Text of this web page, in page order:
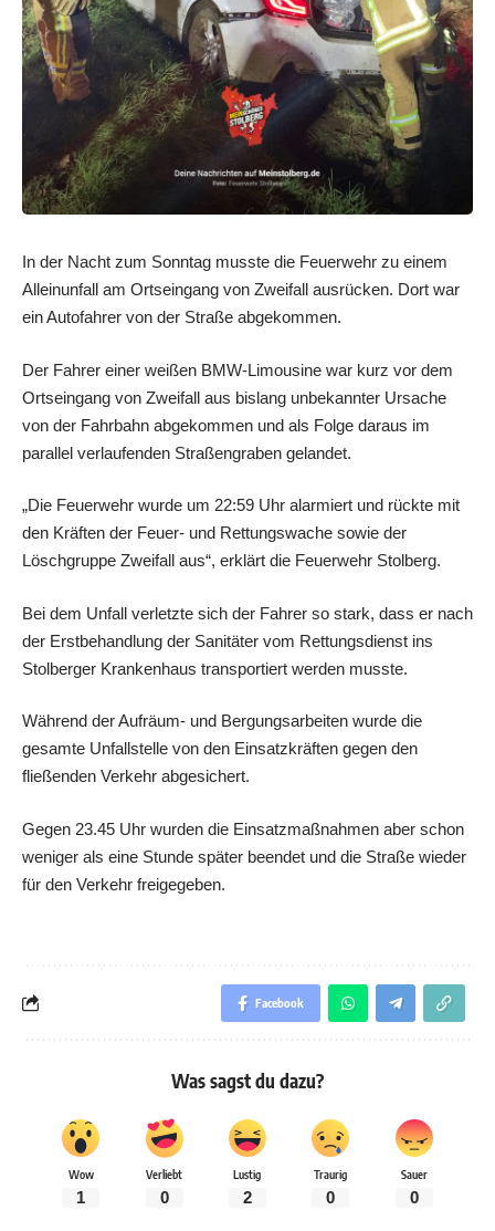
In der Nacht zum Sonntag musste die Feuerwehr zu einem
Alleinunfall am Ortseingang von Zweifall ausrücken. Dort war
ein Autofahrer von der Straße abgekommen.
Der Fahrer einer weißen BMW-Limousine war kurz vor dem
Ortseingang von Zweifall aus bislang unbekannter Ursache
von der Fahrbahn abgekommen und als Folge daraus im
parallel verlaufenden Straßengraben gelandet.
„Die Feuerwehr wurde um 22:59 Uhr alarmiert und rückte mit
den Kräften der Feuer- und Rettungswache sowie der
Löschgruppe Zweifall aus“, erklärt die Feuerwehr Stolberg.
Bei dem Unfall verletzte sich der Fahrer so stark, dass er nach
der Erstbehandlung der Sanitäter vom Rettungsdienst ins
Stolberger Krankenhaus transportiert werden musste.
Während der Aufräum- und Bergungsarbeiten wurde die
gesamte Unfallstelle von den Einsatzkräften gegen den
fließenden Verkehr abgesichert.
Gegen 23.45 Uhr wurden die Einsatzmaßnahmen aber schon
weniger als eine Stunde später beendet und die Straße wieder
für den Verkehr freigegeben.
Facebook
Was sagst du dazu?
Wow
1
Verliebt
0
Lustig
2
Traurig
0
Sauer
0